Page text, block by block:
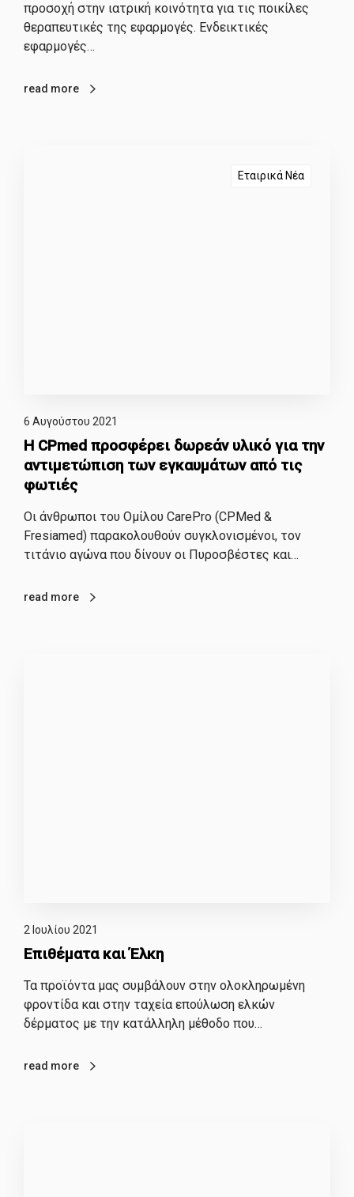
προσοχή στην ιατρική κοινότητα για τις ποικίλες
θεραπευτικές της εφαρμογές. Ενδεικτικές
εφαρμογές…
read more
Εταιρικά Νέα
6 Αυγούστου 2021
Η CPmed προσφέρει δωρεάν υλικό για την
αντιμετώπιση των εγκαυμάτων από τις
φωτιές
Οι άνθρωποι του Ομίλου CarePro (CPMed &
Fresiamed) παρακολουθούν συγκλονισμένοι, τον
τιτάνιο αγώνα που δίνουν οι Πυροσβέστες και…
read more
2 Ιουλίου 2021
Επιθέματα και Έλκη
Τα προϊόντα μας συμβάλουν στην ολοκληρωμένη
φροντίδα και στην ταχεία επούλωση ελκών
δέρματος με την κατάλληλη μέθοδο που…
read more